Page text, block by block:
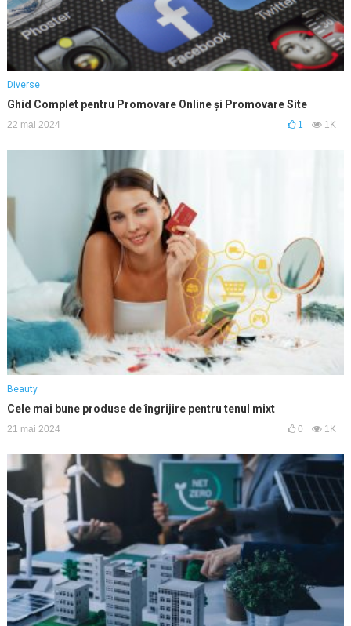
Diverse
Ghid Complet pentru Promovare Online și Promovare Site
22 mai 2024 1 1K
Beauty
Cele mai bune produse de îngrijire pentru tenul mixt
21 mai 2024 0 1K